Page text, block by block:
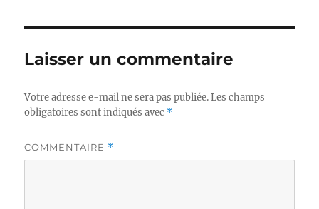
Laisser un commentaire
Votre adresse e-mail ne sera pas publiée. Les champs
obligatoires sont indiqués avec *
COMMENTAIRE *